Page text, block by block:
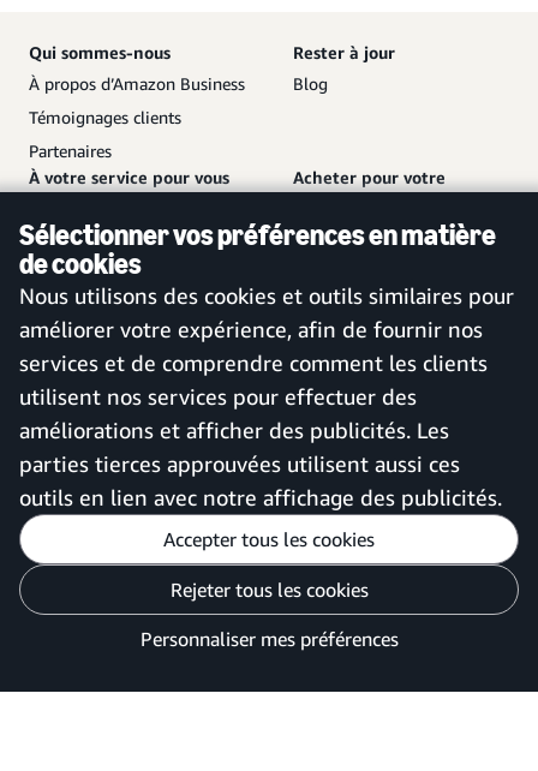
Sélectionner vos préférences en matière
de cookies
Nous utilisons des cookies et outils similaires pour
améliorer votre expérience, afin de fournir nos
services et de comprendre comment les clients
utilisent nos services pour effectuer des
améliorations et afficher des publicités. Les
parties tierces approuvées utilisent aussi ces
outils en lien avec notre affichage des publicités.
Accepter tous les cookies
Rejeter tous les cookies
Personnaliser mes préférences
Qui sommes-nous
À propos d’Amazon Business
Témoignages clients
Partenaires
Rester à jour
Blog
À votre service pour vous
Nous contacter
Service client et assistance
Plan de site
Acheter pour votre
Créer un compte gratuit
Application mobile Amazon
Business
France
Personnaliser mes préférences
Avis de confidentialité
Vos options de confidentialité des publicités